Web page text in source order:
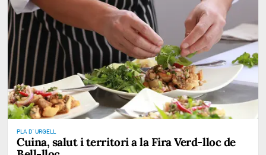
PLA D' URGELL
Cuina, salut i territori a la Fira Verd-lloc de